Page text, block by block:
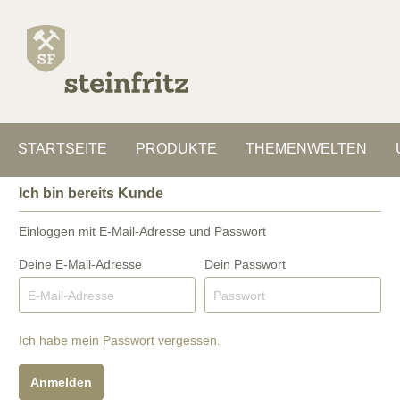
STARTSEITE PRODUKTE THEMENWELTEN
Mauersteine
Gespaltene Steine aus Beton
Muschelkalk oder Kalkstein
Sand
Gleich
Outdoor echte Stützen und
Betonwerkstein
Ich bin bereits Kunde
Einloggen mit E-Mail-Adresse und Passwort
Deine E-Mail-Adresse Dein Passwort
Ich habe mein Passwort vergessen.
Anmelden